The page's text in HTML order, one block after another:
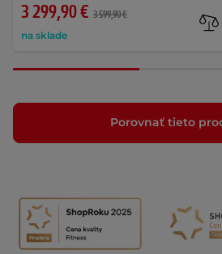
3 299,90 € 3 599,90 €
na sklade
Porovnať tieto